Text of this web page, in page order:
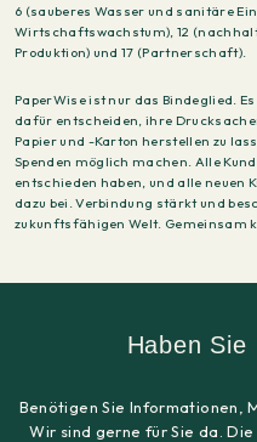
6 (sauberes Wasser und sanitäre
Wirtschaftswachstum), 12
Produktion) und 17 (Partnerschaft).
PaperWise ist nur das Bindeglied.
dafür entscheiden, ihre
Papier und -Karton herstellen zu
Spenden möglich machen. Alle
entschieden haben, und alle neuen
dazu bei. Verbindung stärkt und
zukunftsfähigen Welt. Gemeinsam
Haben Sie
Benötigen Sie Informationen,
Wir sind gerne für Sie da.